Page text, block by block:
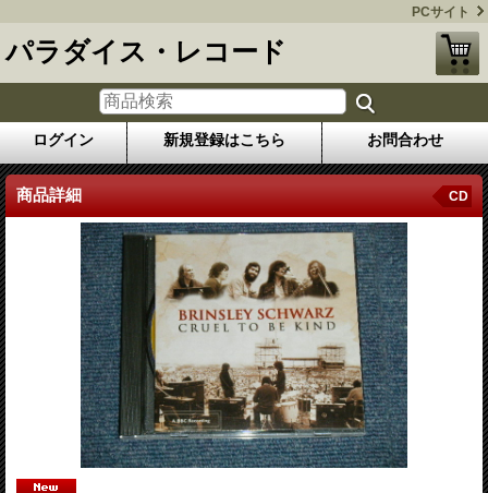
PCサイト
パラダイス・レコード
ログイン 新規登録はこちら お問合わせ
商品詳細 CD